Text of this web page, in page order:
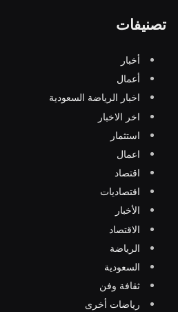
تصنيفات
أخبار
أعمال
اخبار الرياضة السعودية
اخر الاخبار
استثمار
اعمال
اقتصاد
اقتصاديات
الأخبار
الاقتصاد
الرياضة
السعودية
ثقافة وفن
رياضات أخرى